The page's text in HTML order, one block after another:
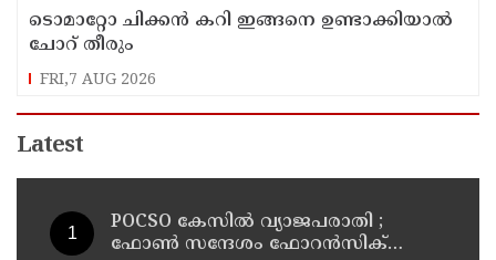
ടൊമാറ്റോ ചിക്കൻ കറി ഇങ്ങനെ ഉണ്ടാക്കിയാൽ
ചോറ് തീരും
FRI,7 AUG 2026
Latest
POCSO കേസിൽ വ്യാജപരാതി ;
ഫോൺ സന്ദേശം ഫോറൻസിക്